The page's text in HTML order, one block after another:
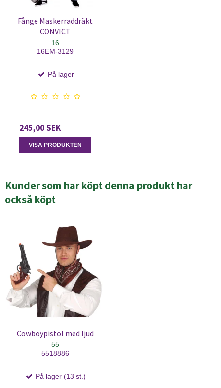
Fånge Maskerraddräkt
CONVICT
16
16EM-3129
På lager
245,00 SEK
VISA PRODUKTEN
Kunder som har köpt denna produkt har
också köpt
Cowboypistol med ljud
55
5518886
På lager (13 st.)